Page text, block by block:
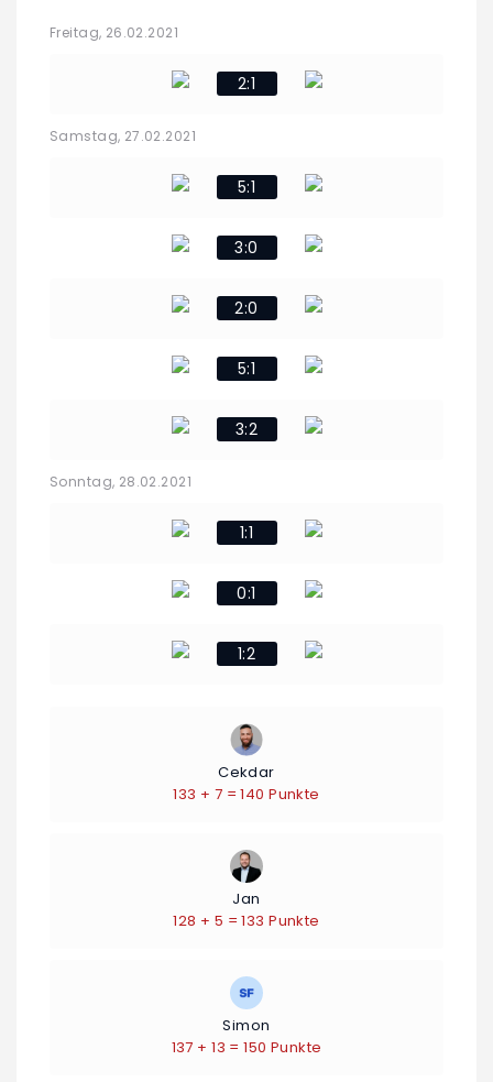
Freitag, 26.02.2021
2:1
Samstag, 27.02.2021
5:1
3:0
2:0
5:1
3:2
Sonntag, 28.02.2021
1:1
0:1
1:2
Cekdar
133 + 7 = 140 Punkte
Jan
128 + 5 = 133 Punkte
Simon
137 + 13 = 150 Punkte